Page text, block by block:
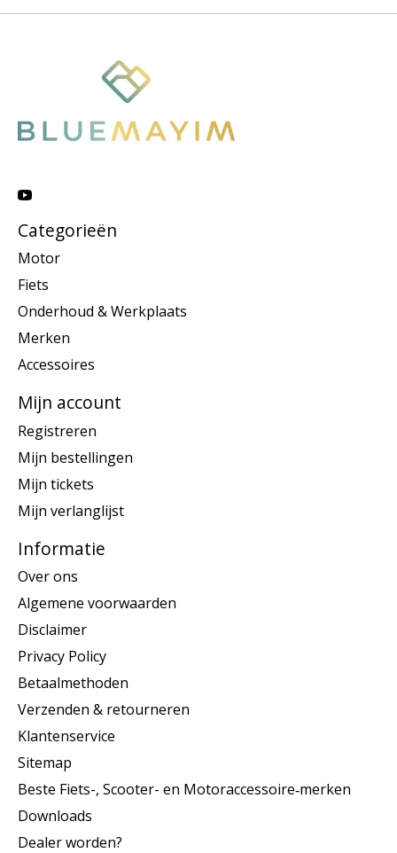
Categorieën
Motor
Fiets
Onderhoud & Werkplaats
Merken
Accessoires
Mijn account
Registreren
Mijn bestellingen
Mijn tickets
Mijn verlanglijst
Informatie
Over ons
Algemene voorwaarden
Disclaimer
Privacy Policy
Betaalmethoden
Verzenden & retourneren
Klantenservice
Sitemap
Beste Fiets-, Scooter- en Motoraccessoire‑merken
Downloads
Dealer worden?